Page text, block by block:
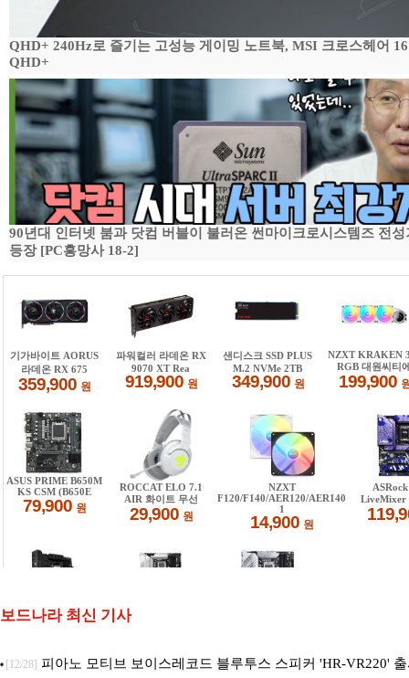
QHD+ 240Hz로 즐기는 고성능 게이밍 노트북, MSI 크로스헤어
QHD+
90년대 인터넷 붐과 닷컴 버블이 불러온 썬마이크로시스템즈 전
등장 [PC흥망사 18-2]
보드나라 최신 기사
[12/28] 피아노 모티브 보이스레코드 블루투스 스피커 'HR-VR220'